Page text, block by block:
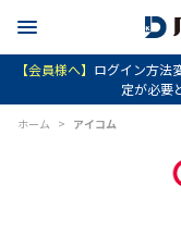
【会員様へ】 ログイン方法
定が必要
ホーム > アイコム